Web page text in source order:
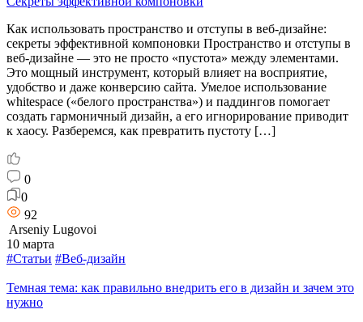
Как использовать пространство и отступы в веб-дизайне:
секреты эффективной компоновки Пространство и отступы в
веб-дизайне — это не просто «пустота» между элементами.
Это мощный инструмент, который влияет на восприятие,
удобство и даже конверсию сайта. Умелое использование
whitespace («белого пространства») и паддингов помогает
создать гармоничный дизайн, а его игнорирование приводит
к хаосу. Разберемся, как превратить пустоту […]
0
0
92
Arseniy Lugovoi
10 марта
#Статьи #Веб-дизайн
Темная тема: как правильно внедрить его в дизайн и зачем это
нужно